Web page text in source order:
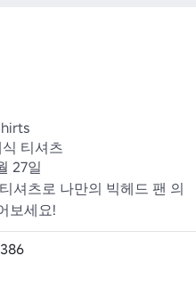
티셔츠
27일
셔츠로 나만의 빅헤드 팬 의
보세요!
386